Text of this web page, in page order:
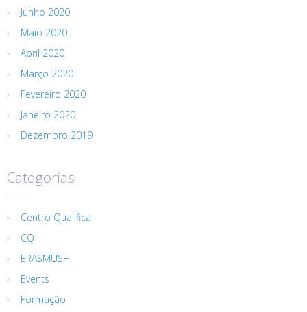
Junho 2020
Maio 2020
Abril 2020
Março 2020
Fevereiro 2020
Janeiro 2020
Dezembro 2019
Categorias
Centro Qualifica
CQ
ERASMUS+
Events
Formação